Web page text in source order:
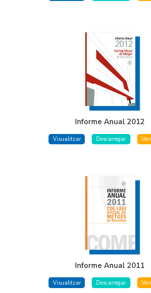
Informe Anual 2012
Visualitzar Descarregar
Informe Anual 2011
Visualitzar Descarregar